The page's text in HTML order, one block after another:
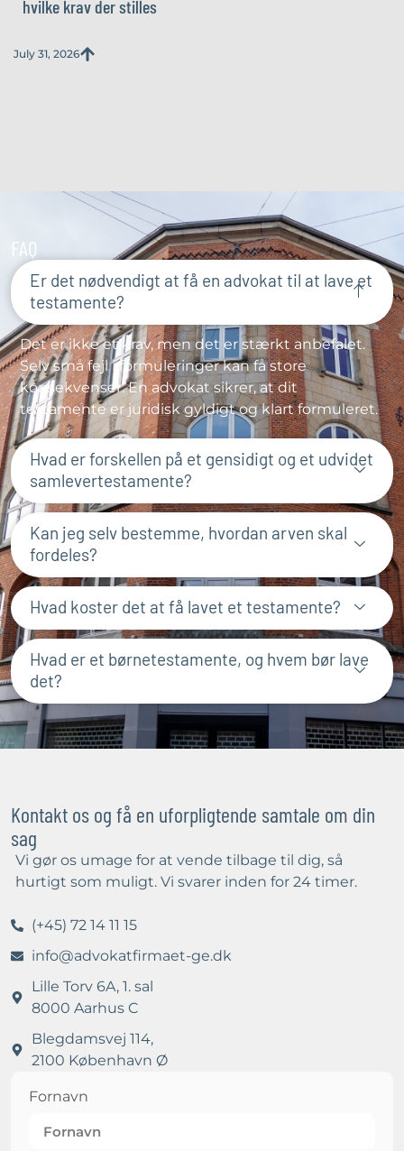
hvilke krav der stilles
July 31, 2026
FAQ
Er det nødvendigt at få en advokat til at lave et
testamente?
Det er ikke et krav, men det er stærkt anbefalet.
Selv små fejl i formuleringer kan få store
konsekvenser. En advokat sikrer, at dit
testamente er juridisk gyldigt og klart formuleret.
Hvad er forskellen på et gensidigt og et udvidet
samlevertestamente?
Kan jeg selv bestemme, hvordan arven skal
fordeles?
Hvad koster det at få lavet et testamente?
Hvad er et børnetestamente, og hvem bør lave
det?
Kontakt os og få en uforpligtende samtale om din
sag
Vi gør os umage for at vende tilbage til dig, så
hurtigt som muligt. Vi svarer inden for 24 timer.
(+45) 72 14 11 15
info@advokatfirmaet-ge.dk
Lille Torv 6A, 1. sal
8000 Aarhus C
Blegdamsvej 114,
2100 København Ø
Fornavn